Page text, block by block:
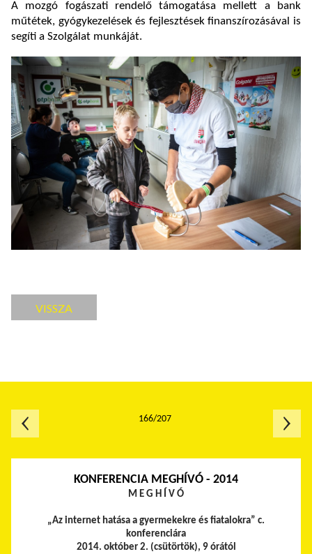
A mozgó fogászati rendelő támogatása mellett a bank
műtétek, gyógykezelések és fejlesztések finanszírozásával is
segíti a Szolgálat munkáját.
VISSZA
KONFERENCIA MEGHÍVÓ - 2014
M E G H Í V Ó
„Az internet hatása a gyermekekre és fiatalokra” c.
konferenciára
2014. október 2. (csütörtök), 9 órától
166/207